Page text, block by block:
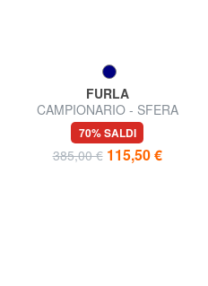
FURLA
CAMPIONARIO - SFERA
Micro Bag a tracolla
70% SALDI
385,00 € 115,50 €